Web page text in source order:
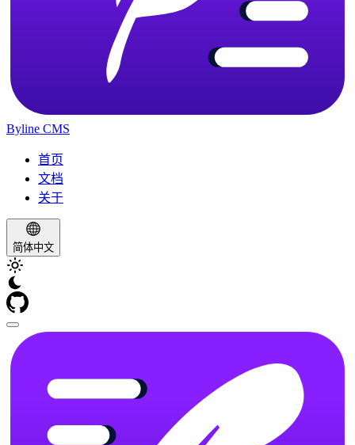
Byline CMS
首页
文档
关于
简体中文